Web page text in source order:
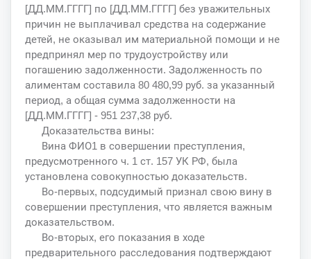
[ДД.ММ.ГГГГ] по [ДД.ММ.ГГГГ] без уважительных
причин не выплачивал средства на содержание
детей, не оказывал им материальной помощи и не
предпринял мер по трудоустройству или
погашению задолженности. Задолженность по
алиментам составила 80 480,99 руб. за указанный
период, а общая сумма задолженности на
[ДД.ММ.ГГГГ] - 951 237,38 руб.
Доказательства вины:
Вина ФИО1 в совершении преступления,
предусмотренного ч. 1 ст. 157 УК РФ, была
установлена совокупностью доказательств.
Во-первых, подсудимый признал свою вину в
совершении преступления, что является важным
доказательством.
Во-вторых, его показания в ходе
предварительного расследования подтверждают